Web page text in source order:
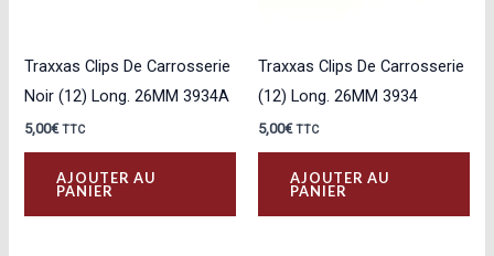
Traxxas Clips De Carrosserie
Noir (12) Long. 26MM 3934A
5,00€ TTC
AJOUTER AU
PANIER
Traxxas Clips De Carrosserie
(12) Long. 26MM 3934
5,00€ TTC
AJOUTER AU
PANIER